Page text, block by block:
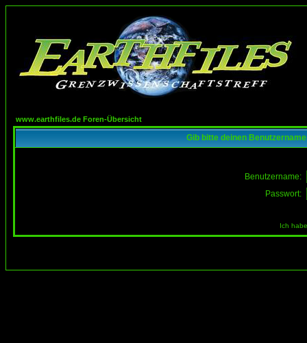
www.earthfiles.de Foren-Übersicht
Gib bitte deinen
Benutzername:
Passwort:
Ich